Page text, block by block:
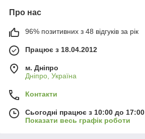
Про нас
96% позитивних з 48 відгуків за рік
Працює з 18.04.2012
м. Дніпро
Дніпро, Україна
Контакти
Сьогодні працює з 10:00 до 17:00
Показати весь графік роботи